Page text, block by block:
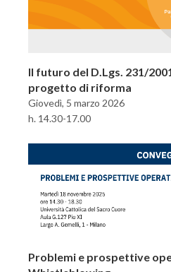
Il futuro del D.Lgs. 231/
progetto di riforma
Giovedì, 5 marzo 2026
h. 14.30-17.00
Problemi e prospettive